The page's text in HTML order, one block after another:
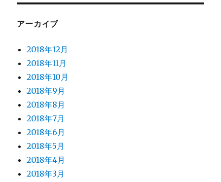
アーカイブ
2018年12月
2018年11月
2018年10月
2018年9月
2018年8月
2018年7月
2018年6月
2018年5月
2018年4月
2018年3月